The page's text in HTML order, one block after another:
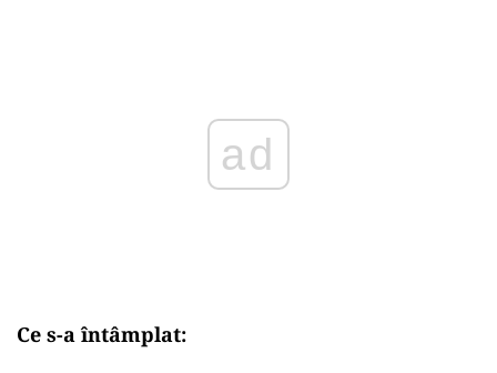
Ce s-a întâmplat: